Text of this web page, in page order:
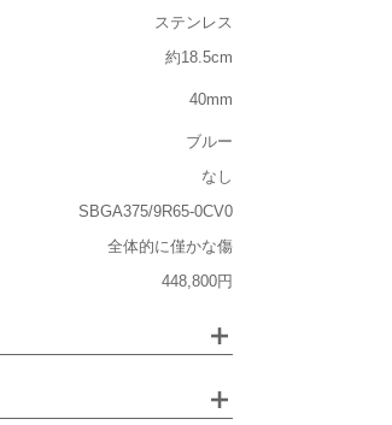
ステンレス
約18.5cm
40mm
ブルー
なし
SBGA375/9R65-0CV0
全体的に僅かな傷
448,800円
大きい
ビジネス